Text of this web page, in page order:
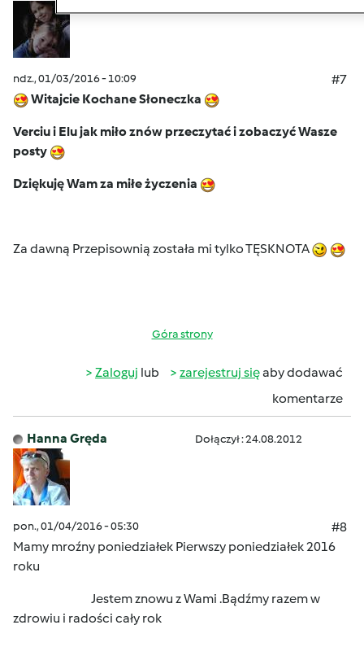
ndz., 01/03/2016 - 10:09
#7
Witajcie Kochane Słoneczka
Verciu i Elu jak miło znów przeczytać i zobaczyć Wasze
posty
Dziękuję Wam za miłe życzenia
Za dawną Przepisownią została mi tylko TĘSKNOTA
Góra strony
Zaloguj lub zarejestruj sięaby dodawać
komentarze
Hanna Gręda Dołączył : 24.08.2012
pon., 01/04/2016 - 05:30
#8
Mamy mroźny poniedziałek Pierwszy poniedziałek 2016
roku
Jestem znowu z Wami .Bądźmy razem w
zdrowiu i radości cały rok